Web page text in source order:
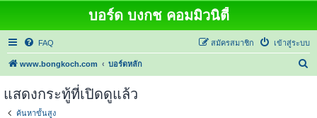
บอร์ด บงกช คอมมิวนิตี้
FAQ เข้าสู่ระบบ
สมัครสมาชิก
www.bongkoch.com บอร์ดหลัก
แสดงกระทู้ที่เปิดดูแล้ว
ค้นหาขั้นสูง